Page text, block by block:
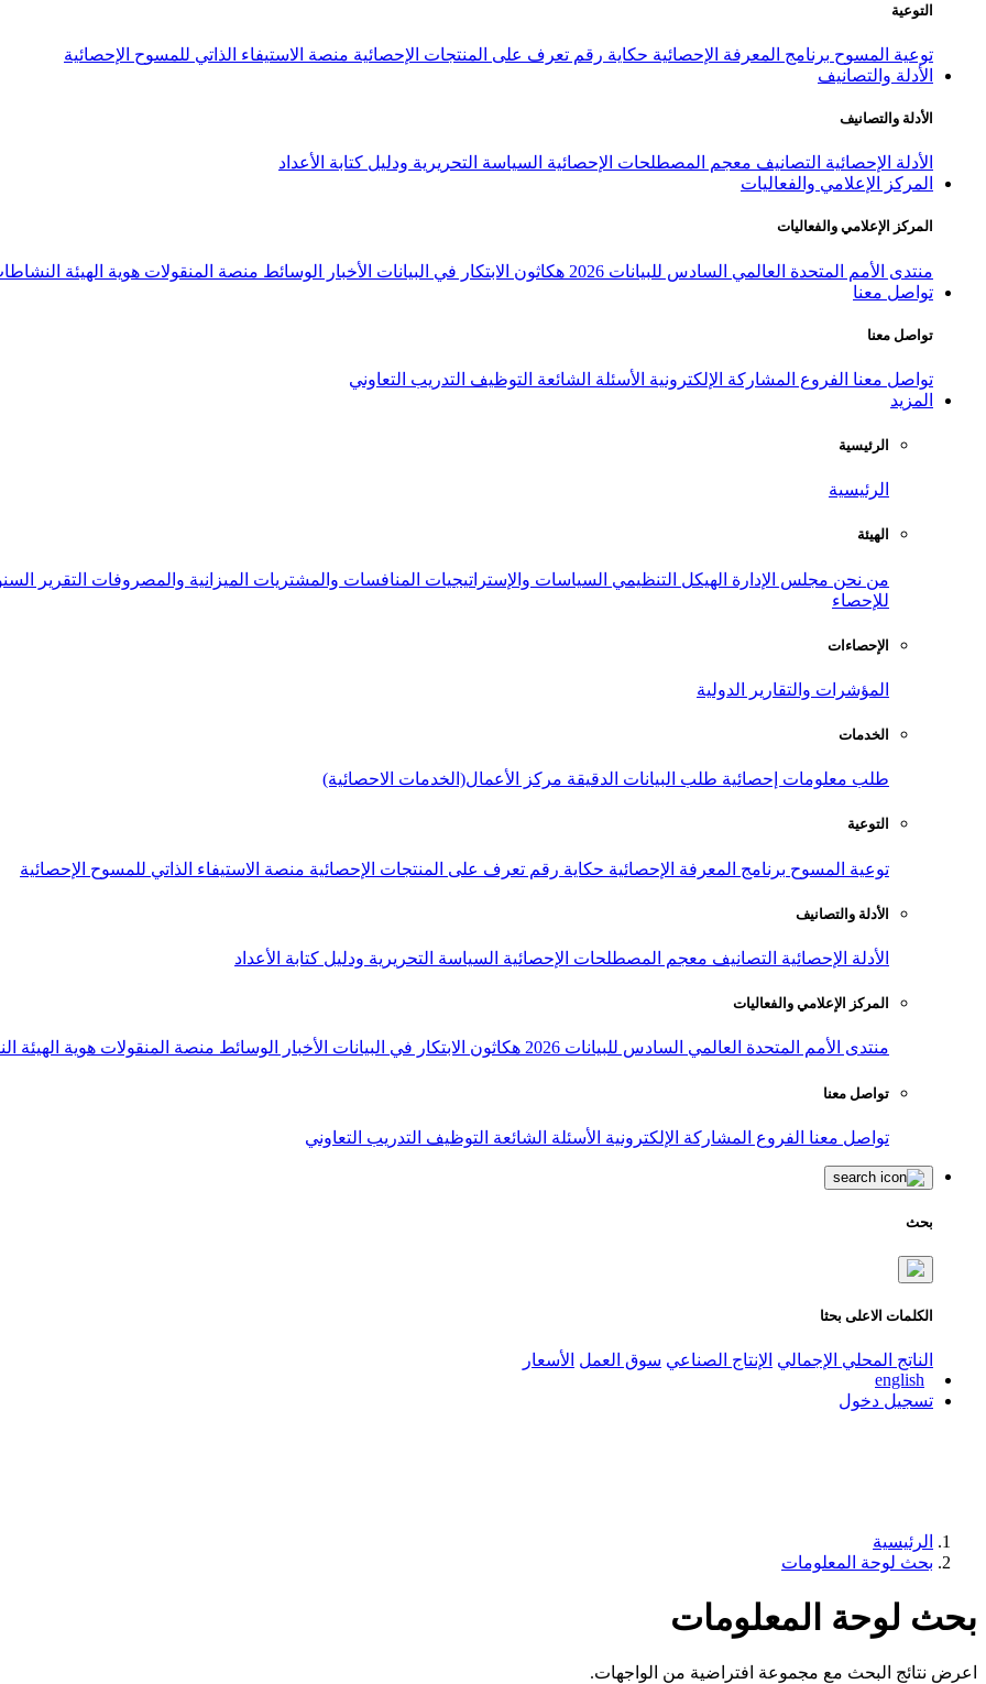
التوعية
توعية المسوح برنامج المعرفة الإحصائية حكاية رقم تعرف على المنتجات الإحصائية منصة الاستيفاء الذاتي للمسوح الإحصائية
الأدلة والتصانيف
الأدلة والتصانيف
الأدلة الإحصائية التصانيف معجم المصطلحات الإحصائية السياسة التحريرية ودليل كتابة الأعداد
المركز الإعلامي والفعاليات
المركز الإعلامي والفعاليات
منتدى الأمم المتحدة العالمي السادس للبيانات 2026 هكاثون الابتكار في البيانات الأخبار الوسائط منصة المنقولات هوية الهيئة
تواصل معنا
تواصل معنا
تواصل معنا الفروع المشاركة الإلكترونية الأسئلة الشائعة التوظيف التدريب التعاوني
المزيد
الرئيسية
الرئيسية
الهيئة
من نحن مجلس الإدارة الهيكل التنظيمي السياسات والإستراتيجيات المنافسات والمشتريات الميزانية والمصروفات التقرير
للإحصاء
الإحصاءات
المؤشرات والتقارير الدولية
الخدمات
طلب معلومات إحصائية طلب البيانات الدقيقة مركز الأعمال(الخدمات الاحصائية)
التوعية
توعية المسوح برنامج المعرفة الإحصائية حكاية رقم تعرف على المنتجات الإحصائية منصة الاستيفاء الذاتي للمسوح الإحصائية
الأدلة والتصانيف
الأدلة الإحصائية التصانيف معجم المصطلحات الإحصائية السياسة التحريرية ودليل كتابة الأعداد
المركز الإعلامي والفعاليات
منتدى الأمم المتحدة العالمي السادس للبيانات 2026 هكاثون الابتكار في البيانات الأخبار الوسائط منصة المنقولات هوية الهيئة
تواصل معنا
تواصل معنا الفروع المشاركة الإلكترونية الأسئلة الشائعة التوظيف التدريب التعاوني
بحث
الكلمات الاعلى بحثا
الناتج المحلي الإجمالي الإنتاج الصناعي سوق العمل الأسعار
english
تسجيل دخول
الرئيسية
بحث لوحة المعلومات
بحث لوحة المعلومات
اعرض نتائج البحث مع مجموعة افتراضية من الواجهات.